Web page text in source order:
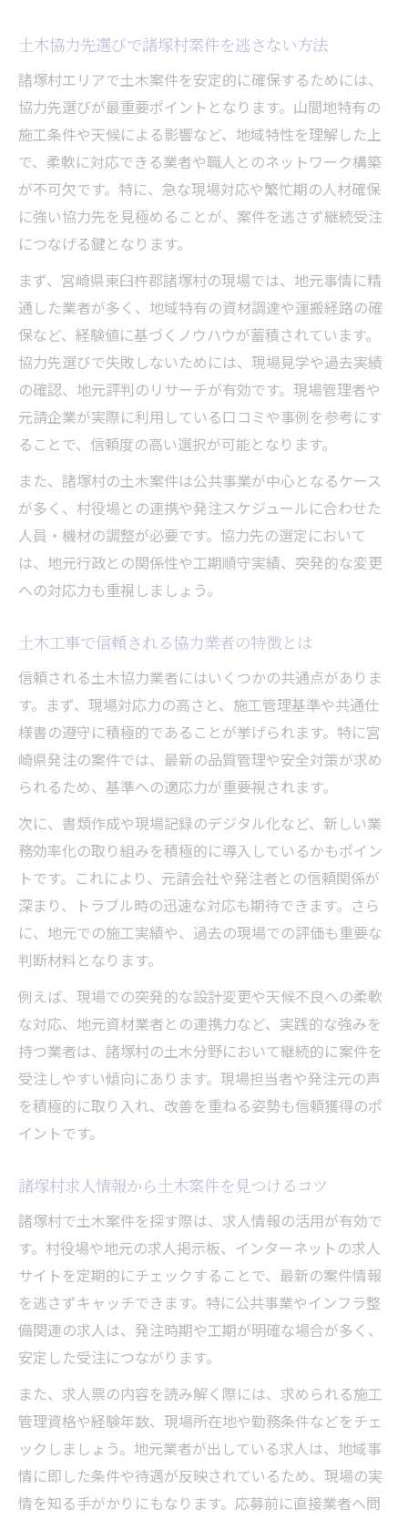
地域密着型で安定した土木案件を実現
地域密着型土木協力で受注を安定化する極
意
土木案件の長期継続につながる協力体制と
は
諸塚村の土木求人を活用した案件確保術
土木分野で地域に選ばれる業者の条件と強
み
協力先と密に連携した土木案件の進め方
土木案件を継続確保するための実践知識
土木案件を絶やさないための情報収集術
協力先選びで土木案件の安定受注を実現
求人情報を活かした土木案件確保の流れ
土木業界で継続的に働くための心得とは
チ
求人情報を活用した土木パートナー選び
土木求人を使った効率的なパートナー発掘
術
る
土木分野で理想の協力先と出会う探し方
求人情報分析で土木案件の安定受注を目指
す
土木の求人情報と協力先募集の活用ポイン
ト
諸塚村で信頼される土木協力先の見極め方
信頼できる土木協力先を見極める着眼点
土木分野で長期取引できる協力先の選び方
案件安定化につながる土木業者の特徴とは
村役場や地元と連携する土木協力先の探し
方
土木協力先選びで失敗しないための注意点
案件安定化を目指す土木の地元ネットワーク
地元ネットワークで土木案件を安定確保す
る
土木協力先と築く地域密着型ネットワーク
村役場との連携が土木案件安定のカギにな
る
土木協力先選びで諸塚村案件を逃さない方法
諸塚村エリアで土木案件を安定的に確保するためには、
協力先選びが最重要ポイントとなります。山間地特有の
施工条件や天候による影響など、地域特性を理解した上
で、柔軟に対応できる業者や職人とのネットワーク構築
が不可欠です。特に、急な現場対応や繁忙期の人材確保
に強い協力先を見極めることが、案件を逃さず継続受注
につなげる鍵となります。
まず、宮崎県東臼杵郡諸塚村の現場では、地元事情に精
通した業者が多く、地域特有の資材調達や運搬経路の確
保など、経験値に基づくノウハウが蓄積されています。
協力先選びで失敗しないためには、現場見学や過去実績
の確認、地元評判のリサーチが有効です。現場管理者や
元請企業が実際に利用している口コミや事例を参考にす
ることで、信頼度の高い選択が可能となります。
また、諸塚村の土木案件は公共事業が中心となるケース
が多く、村役場との連携や発注スケジュールに合わせた
人員・機材の調整が必要です。協力先の選定において
は、地元行政との関係性や工期順守実績、突発的な変更
への対応力も重視しましょう。
土木工事で信頼される協力業者の特徴とは
信頼される土木協力業者にはいくつかの共通点がありま
す。まず、現場対応力の高さと、施工管理基準や共通仕
様書の遵守に積極的であることが挙げられます。特に宮
崎県発注の案件では、最新の品質管理や安全対策が求め
られるため、基準への適応力が重要視されます。
次に、書類作成や現場記録のデジタル化など、新しい業
務効率化の取り組みを積極的に導入しているかもポイン
トです。これにより、元請会社や発注者との信頼関係が
深まり、トラブル時の迅速な対応も期待できます。さら
に、地元での施工実績や、過去の現場での評価も重要な
判断材料となります。
例えば、現場での突発的な設計変更や天候不良への柔軟
な対応、地元資材業者との連携力など、実践的な強みを
持つ業者は、諸塚村の土木分野において継続的に案件を
受注しやすい傾向にあります。現場担当者や発注元の声
を積極的に取り入れ、改善を重ねる姿勢も信頼獲得のポ
イントです。
諸塚村求人情報から土木案件を見つけるコツ
諸塚村で土木案件を探す際は、求人情報の活用が有効で
す。村役場や地元の求人掲示板、インターネットの求人
サイトを定期的にチェックすることで、最新の案件情報
を逃さずキャッチできます。特に公共事業やインフラ整
備関連の求人は、発注時期や工期が明確な場合が多く、
安定した受注につながります。
また、求人票の内容を読み解く際には、求められる施工
管理資格や経験年数、現場所在地や勤務条件などをチェ
ックしましょう。地元業者が出している求人は、地域事
情に即した条件や待遇が反映されているため、現場の実
情を知る手がかりにもなります。応募前に直接業者へ問